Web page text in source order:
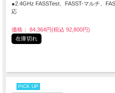
●2.4GHz FASSTest、FASST-マルチ、
応
価格： 84,364円(税込 92,800円)
在庫切れ
PICK UP